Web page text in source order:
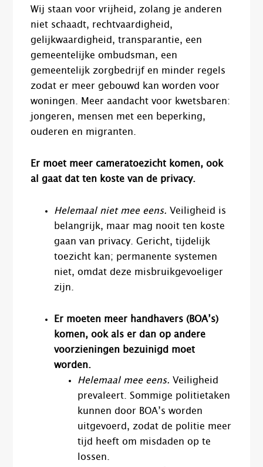
Wij staan voor vrijheid, zolang je anderen
niet schaadt, rechtvaardigheid,
gelijkwaardigheid, transparantie, een
gemeentelijke ombudsman, een
gemeentelijk zorgbedrijf en minder regels
zodat er meer gebouwd kan worden voor
woningen. Meer aandacht voor kwetsbaren:
jongeren, mensen met een beperking,
ouderen en migranten.
Er moet meer cameratoezicht komen, ook
al gaat dat ten koste van de privacy.
Helemaal niet mee eens. Veiligheid is
belangrijk, maar mag nooit ten koste
gaan van privacy. Gericht, tijdelijk
toezicht kan; permanente systemen
niet, omdat deze misbruikgevoeliger
zijn.
Er moeten meer handhavers (BOA’s)
komen, ook als er dan op andere
voorzieningen bezuinigd moet
worden.
Helemaal mee eens. Veiligheid
prevaleert. Sommige politietaken
kunnen door BOA’s worden
uitgevoerd, zodat de politie meer
tijd heeft om misdaden op te
lossen.